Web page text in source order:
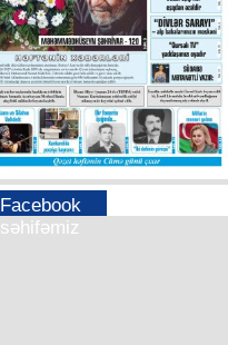
Facebook
səhifəmiz